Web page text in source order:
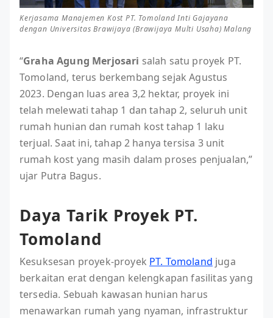
Kerjasama Manajemen Kost PT. Tomoland Inti Gajayana
dengan Universitas Brawijaya (Brawijaya Multi Usaha) Malang
“Graha Agung Merjosari salah satu proyek PT.
Tomoland, terus berkembang sejak Agustus
2023. Dengan luas area 3,2 hektar, proyek ini
telah melewati tahap 1 dan tahap 2, seluruh unit
rumah hunian dan rumah kost tahap 1 laku
terjual. Saat ini, tahap 2 hanya tersisa 3 unit
rumah kost yang masih dalam proses penjualan,”
ujar Putra Bagus.
Daya Tarik Proyek PT.
Tomoland
Kesuksesan proyek-proyek PT. Tomoland juga
berkaitan erat dengan kelengkapan fasilitas yang
tersedia. Sebuah kawasan hunian harus
menawarkan rumah yang nyaman, infrastruktur